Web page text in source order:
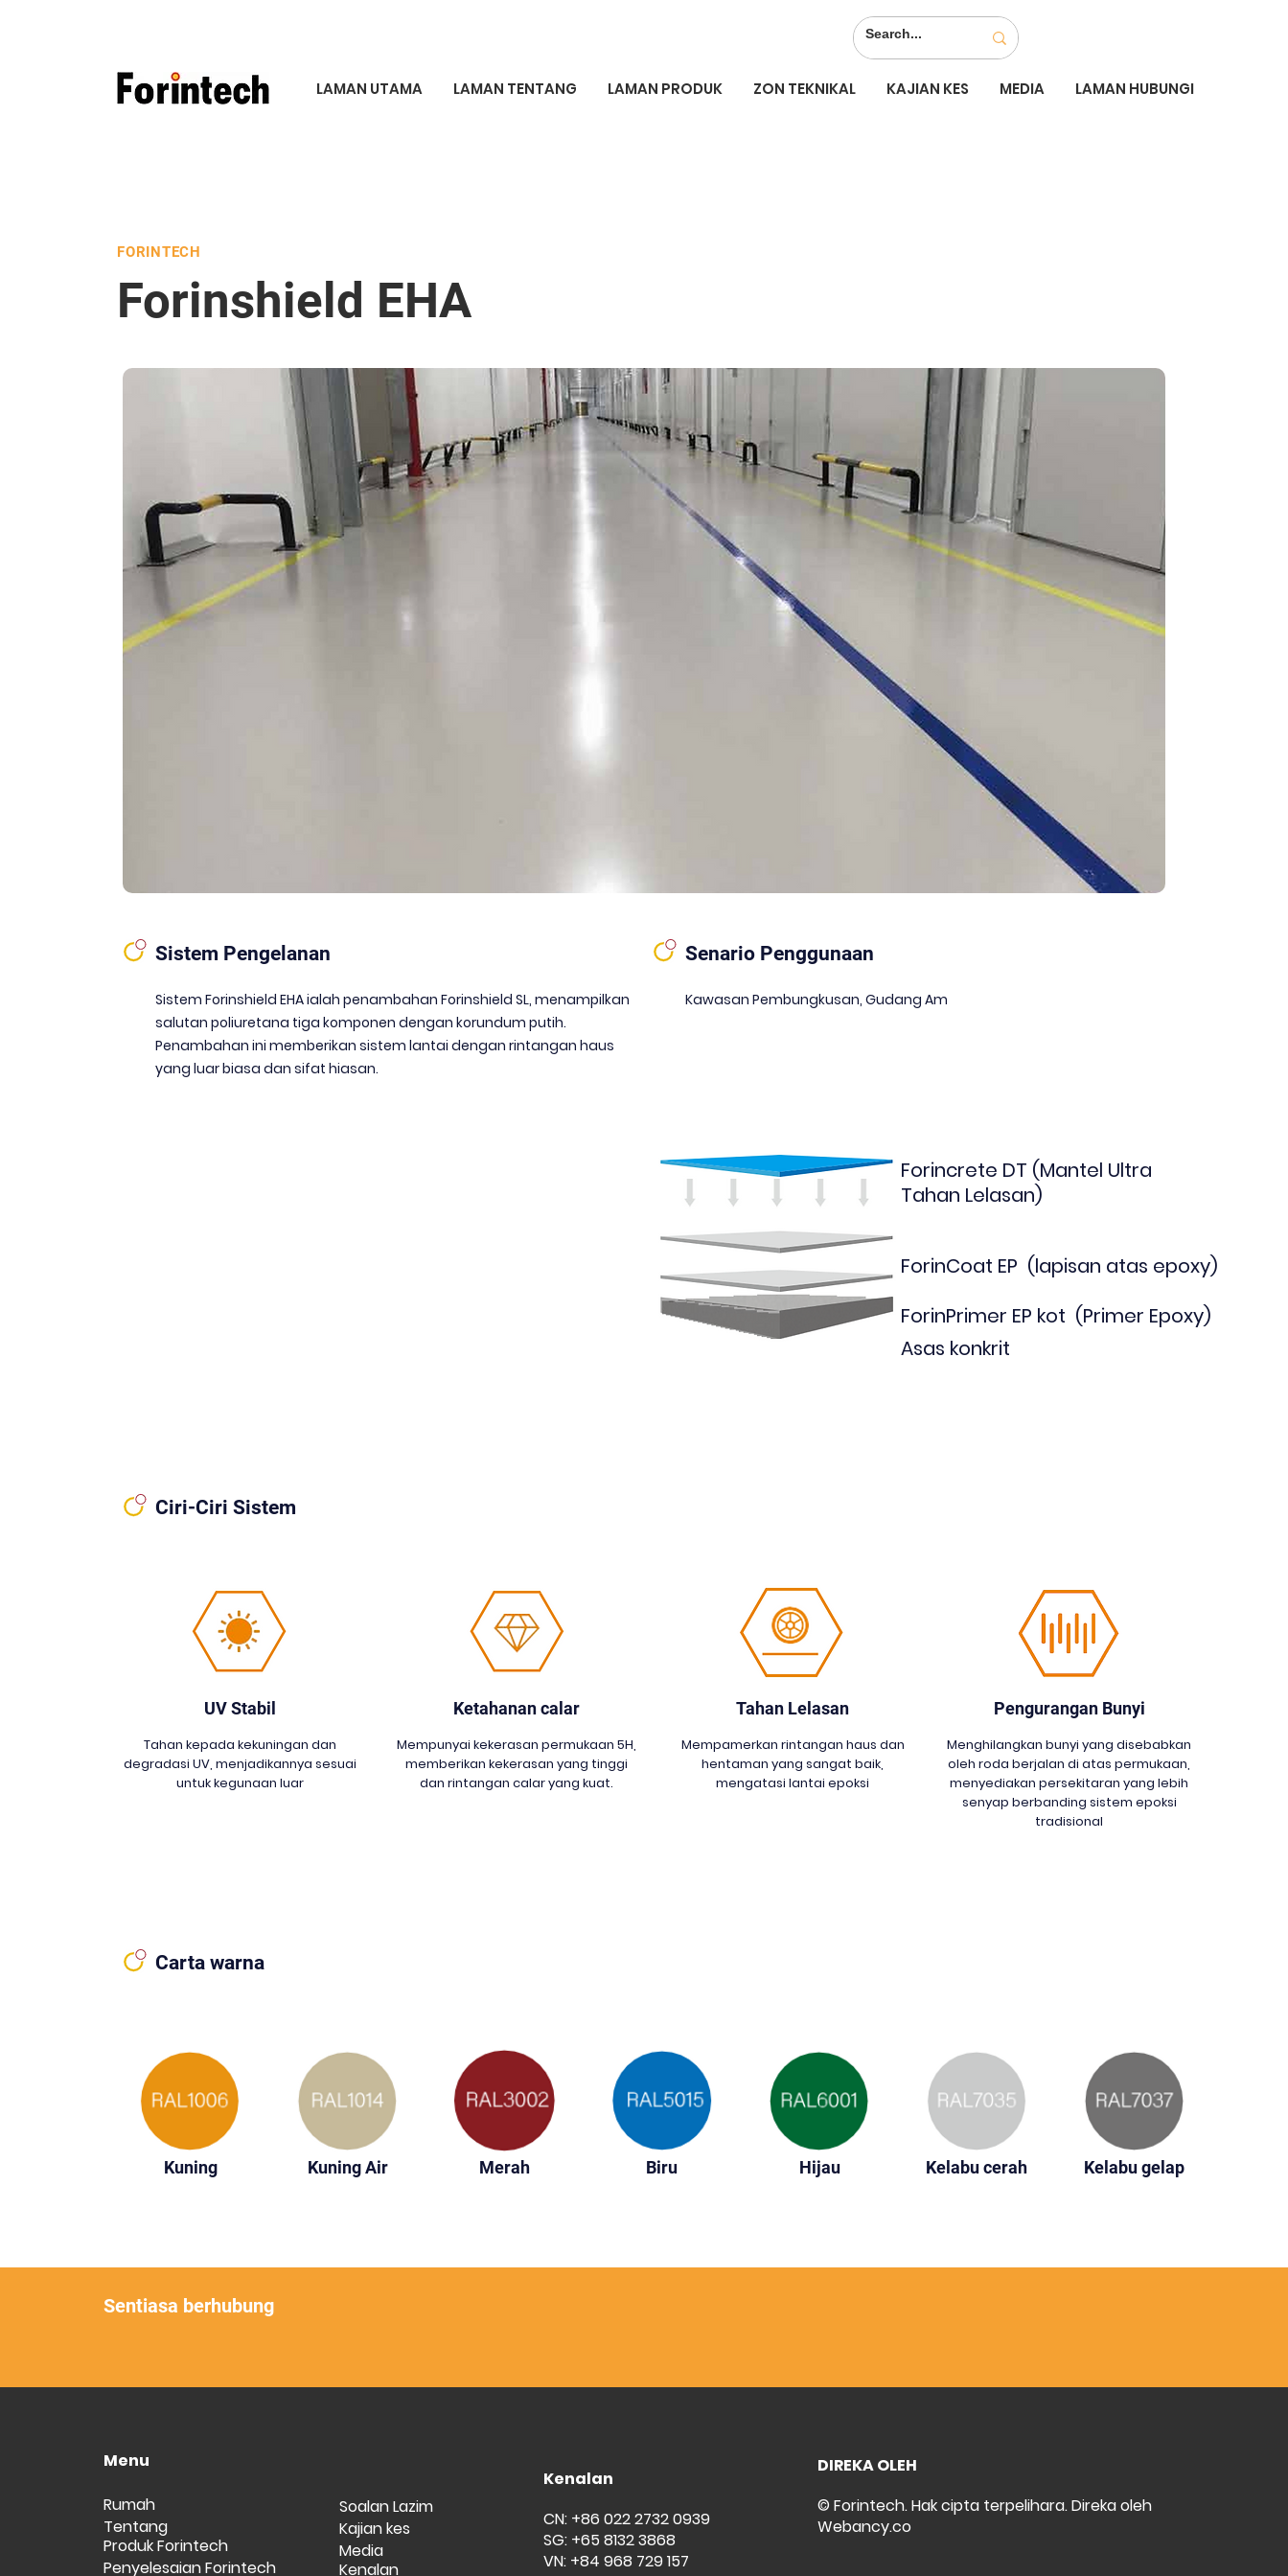
LAMAN UTAMA LAMAN TENTANG LAMAN PRODUK ZON TEKNIKAL KAJIAN KES MEDIA LAMAN HUBUNGI
FORINTECH
Forinshield EHA
Sistem Pengelanan
Sistem Forinshield EHA ialah penambahan Forinshield SL, menampilkan
salutan poliuretana tiga komponen dengan korundum putih.
Penambahan ini memberikan sistem lantai dengan rintangan haus
yang luar biasa dan sifat hiasan.
Senario Penggunaan
Kawasan Pembungkusan, Gudang Am
Forincrete DT (Mantel Ultra
Tahan Lelasan)
ForinCoat EP (lapisan atas epoxy)
ForinPrimer EP kot (Primer Epoxy)
Asas konkrit
Ciri-Ciri Sistem
UV Stabil
Tahan kepada kekuningan dan
degradasi UV, menjadikannya sesuai
untuk kegunaan luar
Ketahanan calar
Mempunyai kekerasan permukaan 5H,
memberikan kekerasan yang tinggi
dan rintangan calar yang kuat.
Tahan Lelasan
Mempamerkan rintangan haus dan
hentaman yang sangat baik,
mengatasi lantai epoksi
Pengurangan Bunyi
Menghilangkan bunyi yang disebabkan
oleh roda berjalan di atas permukaan,
menyediakan persekitaran yang lebih
senyap berbanding sistem epoksi
tradisional
Carta warna
Kuning Kuning Air Merah Biru Hijau Kelabu cerah Kelabu gelap
Sentiasa berhubung
Menu
Rumah
Tentang
Produk Forintech
Penyelesaian Forintech
Soalan Lazim
Kajian kes
Media
Kenalan
Kenalan
CN: +86 022 2732 0939
SG: +65 8132 3868
VN: +84 968 729 157
DIREKA OLEH
© Forintech. Hak cipta terpelihara. Direka oleh
Webancy.co